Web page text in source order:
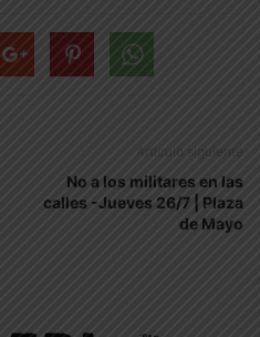
Artículo siguiente
No a los militares en las
calles -Jueves 26/7 | Plaza
de Mayo